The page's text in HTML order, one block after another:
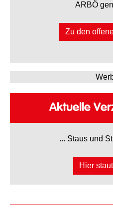
ARBÖ
Zu den
Aktuelle
... Staus und
Hier